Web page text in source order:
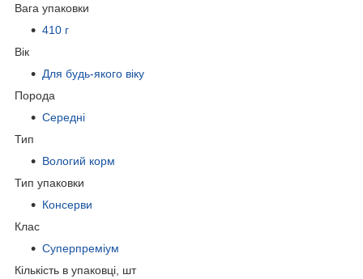
Вага упаковки
410 г
Вік
Для будь-якого віку
Порода
Середні
Тип
Вологий корм
Тип упаковки
Консерви
Клас
Суперпреміум
Кількість в упаковці, шт